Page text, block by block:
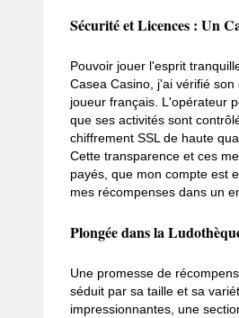
Sécurité et Licences : Un
Pouvoir jouer l'esprit
Casea Casino, j'ai vérifié
joueur français. L'opérateur
que ses activités sont
chiffrement SSL de haute
Cette transparence et ces
payés, que mon compte est
mes récompenses dans un
Plongée dans la
Une promesse de
séduit par sa taille et sa
impressionnantes, une